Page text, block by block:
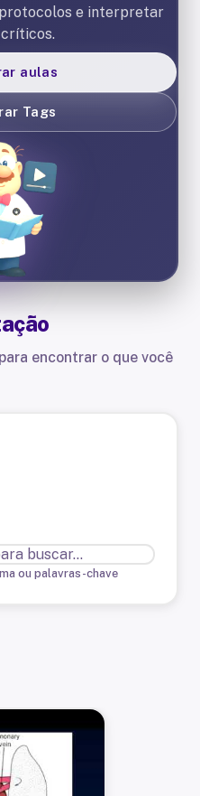
e interpretar
aulas
Tags
encontrar o que você
ou palavras-chave